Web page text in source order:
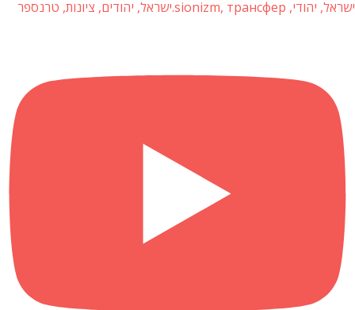
ישראל, יהודי, sionizm, трансфер.ישראל, יהודים, ציונות, טרנספר